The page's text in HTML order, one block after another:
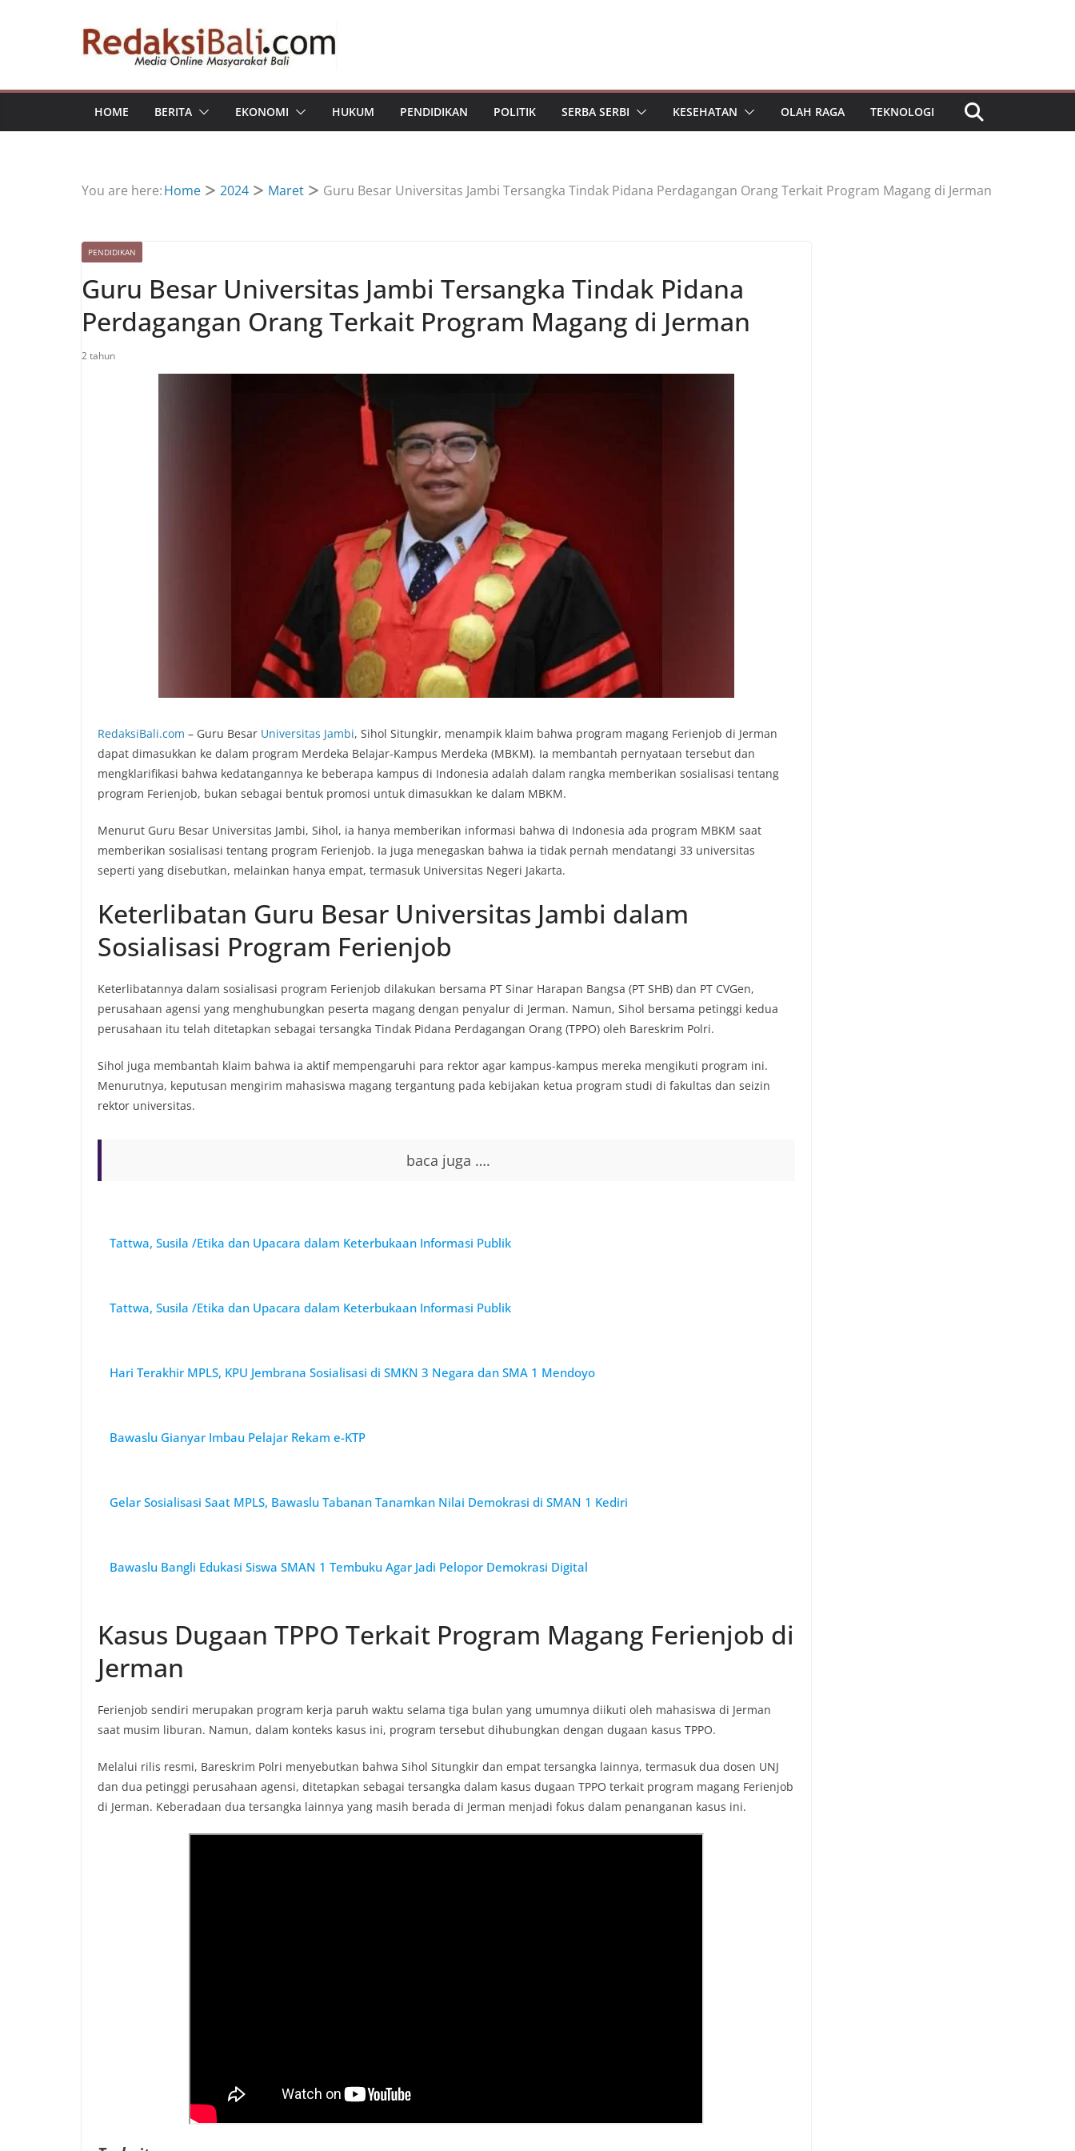
HOME BERITA EKONOMI HUKUM PENDIDIKAN POLITIK SERBA SERBI KESEHATAN OLAH RAGA TEKNOLOGI
You are here:Home 2024 Maret Guru Besar Universitas Jambi Tersangka Tindak Pidana Perdagangan Orang Terkait Program Magang di Jerman
PENDIDIKAN
Guru Besar Universitas Jambi Tersangka Tindak Pidana
Perdagangan Orang Terkait Program Magang di Jerman
2 tahun
RedaksiBali.com – Guru Besar Universitas Jambi, Sihol Situngkir, menampik klaim bahwa program magang Ferienjob di Jerman
dapat dimasukkan ke dalam program Merdeka Belajar-Kampus Merdeka (MBKM). Ia membantah pernyataan tersebut dan
mengklarifikasi bahwa kedatangannya ke beberapa kampus di Indonesia adalah dalam rangka memberikan sosialisasi tentang
program Ferienjob, bukan sebagai bentuk promosi untuk dimasukkan ke dalam MBKM.
Menurut Guru Besar Universitas Jambi, Sihol, ia hanya memberikan informasi bahwa di Indonesia ada program MBKM saat
memberikan sosialisasi tentang program Ferienjob. Ia juga menegaskan bahwa ia tidak pernah mendatangi 33 universitas
seperti yang disebutkan, melainkan hanya empat, termasuk Universitas Negeri Jakarta.
Keterlibatan Guru Besar Universitas Jambi dalam
Sosialisasi Program Ferienjob
Keterlibatannya dalam sosialisasi program Ferienjob dilakukan bersama PT Sinar Harapan Bangsa (PT SHB) dan PT CVGen,
perusahaan agensi yang menghubungkan peserta magang dengan penyalur di Jerman. Namun, Sihol bersama petinggi kedua
perusahaan itu telah ditetapkan sebagai tersangka Tindak Pidana Perdagangan Orang (TPPO) oleh Bareskrim Polri.
Sihol juga membantah klaim bahwa ia aktif mempengaruhi para rektor agar kampus-kampus mereka mengikuti program ini.
Menurutnya, keputusan mengirim mahasiswa magang tergantung pada kebijakan ketua program studi di fakultas dan seizin
rektor universitas.
baca juga ….
Tattwa, Susila /Etika dan Upacara dalam Keterbukaan Informasi Publik
Tattwa, Susila /Etika dan Upacara dalam Keterbukaan Informasi Publik
Hari Terakhir MPLS, KPU Jembrana Sosialisasi di SMKN 3 Negara dan SMA 1 Mendoyo
Bawaslu Gianyar Imbau Pelajar Rekam e-KTP
Gelar Sosialisasi Saat MPLS, Bawaslu Tabanan Tanamkan Nilai Demokrasi di SMAN 1 Kediri
Bawaslu Bangli Edukasi Siswa SMAN 1 Tembuku Agar Jadi Pelopor Demokrasi Digital
Kasus Dugaan TPPO Terkait Program Magang Ferienjob di
Jerman
Ferienjob sendiri merupakan program kerja paruh waktu selama tiga bulan yang umumnya diikuti oleh mahasiswa di Jerman
saat musim liburan. Namun, dalam konteks kasus ini, program tersebut dihubungkan dengan dugaan kasus TPPO.
Melalui rilis resmi, Bareskrim Polri menyebutkan bahwa Sihol Situngkir dan empat tersangka lainnya, termasuk dua dosen UNJ
dan dua petinggi perusahaan agensi, ditetapkan sebagai tersangka dalam kasus dugaan TPPO terkait program magang Ferienjob
di Jerman. Keberadaan dua tersangka lainnya yang masih berada di Jerman menjadi fokus dalam penanganan kasus ini.